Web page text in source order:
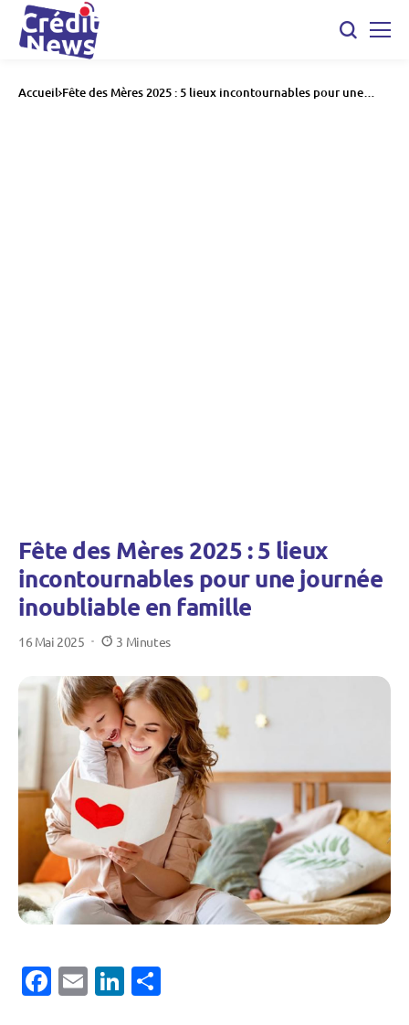
Accueil Fête des Mères 2025 : 5 lieux incontournables pour une
Fête des Mères 2025 : 5 lieux
incontournables pour une journée
inoubliable en famille
16 Mai 2025 3 Minutes
Facebook
EmailLinkedIn